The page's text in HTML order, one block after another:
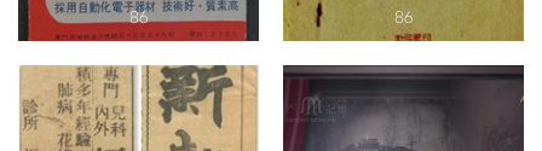
86 86